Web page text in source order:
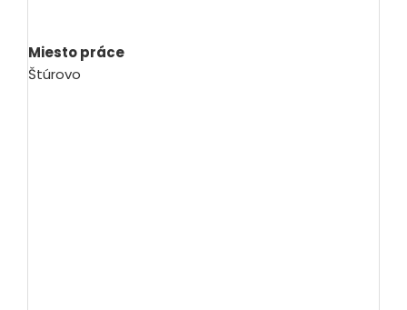
Miesto práce
Štúrovo